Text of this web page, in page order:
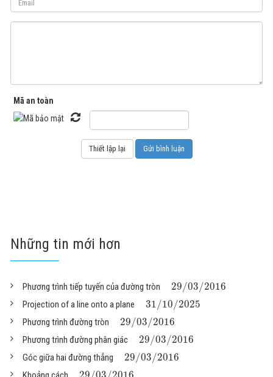
Mã an toàn
Những tin mới hơn
Phương trình tiếp tuyến của đường tròn 29/03/2016
Projection of a line onto a plane 31/10/2025
Phương trình đường tròn 29/03/2016
Phương trình đường phân giác 29/03/2016
Góc giữa hai đường thẳng 29/03/2016